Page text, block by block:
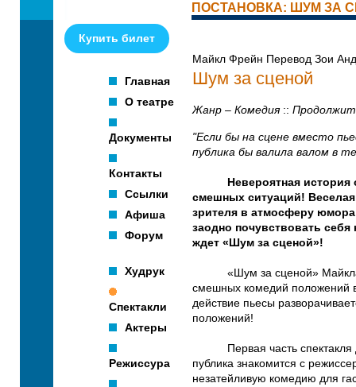
ПОСТАНОВКА: ШУМ ЗА
Купить билет
Главная
О театре
Документы
Контакты
Ссылки
Афиша
Форум
Худрук
Спектакли
Актеры
Режиссура
Майкл Фрейн Перевод Зои
Шум за сценой
Жанр – Комедия::
"Если бы на сцене вместо
публика бы валила валом в
Невероятная история о
смешных ситуаций! Веселая
зрителя в атмосферу юмора
заодно почувствовать
ждет «Шум за сценой»!
«Шум за сценой» Майкла
смешных комедий положений
действие пьесы
положений!
Первая часть спектакля
публика знакомится с
незатейливую комедию для